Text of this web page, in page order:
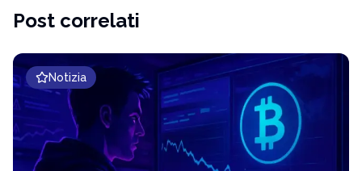
Post correlati
Notizia